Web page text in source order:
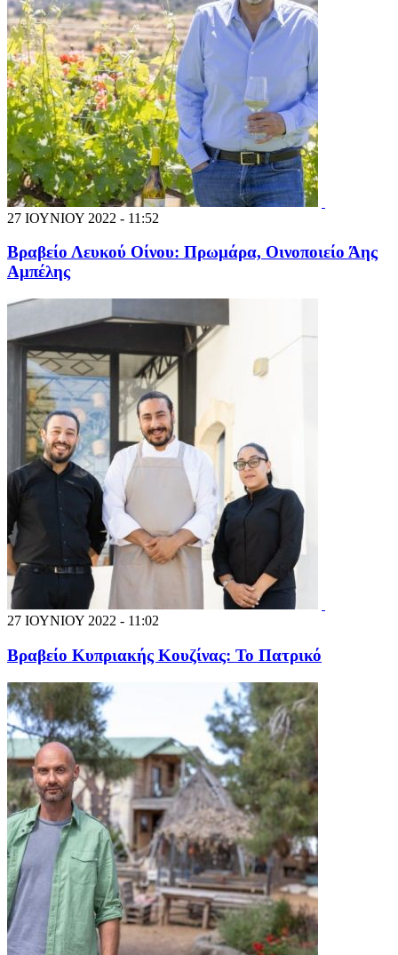
27 ΙΟΥΝΙΟΥ 2022 - 11:52
Βραβείο Λευκού Οίνου: Πρωμάρα, Οινοποιείο Άης
Αμπέλης
27 ΙΟΥΝΙΟΥ 2022 - 11:02
Βραβείο Κυπριακής Κουζίνας: Το Πατρικό